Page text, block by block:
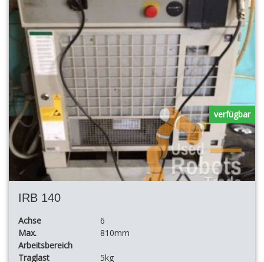
IRB 140
Achse
6
Max.
Arbeitsbereich
810mm
Traglast 5kg
verfügbar